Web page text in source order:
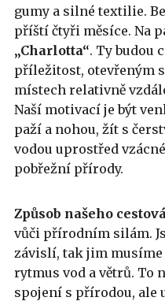
gumy a silné textilie.
příští čtyři měsíce. Na
„Charlotta“. Ty budou
příležitost, otevřeným
místech relativně
Naší motivací je být
paží a nohou, žít s
vodou uprostřed
pobřežní přírody.
Způsob našeho
vůči přírodním silám.
závislí, tak jim musíme
rytmus vod a větrů. To
spojení s přírodou, ale